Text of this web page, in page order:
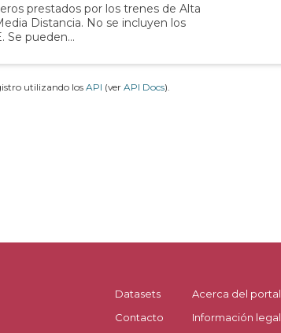
prestados por los trenes de Alta
Distancia. No se incluyen los
Se pueden...
utilizando los API (ver API Docs).
Datasets
Contacto
Acerca del portal
Información legal